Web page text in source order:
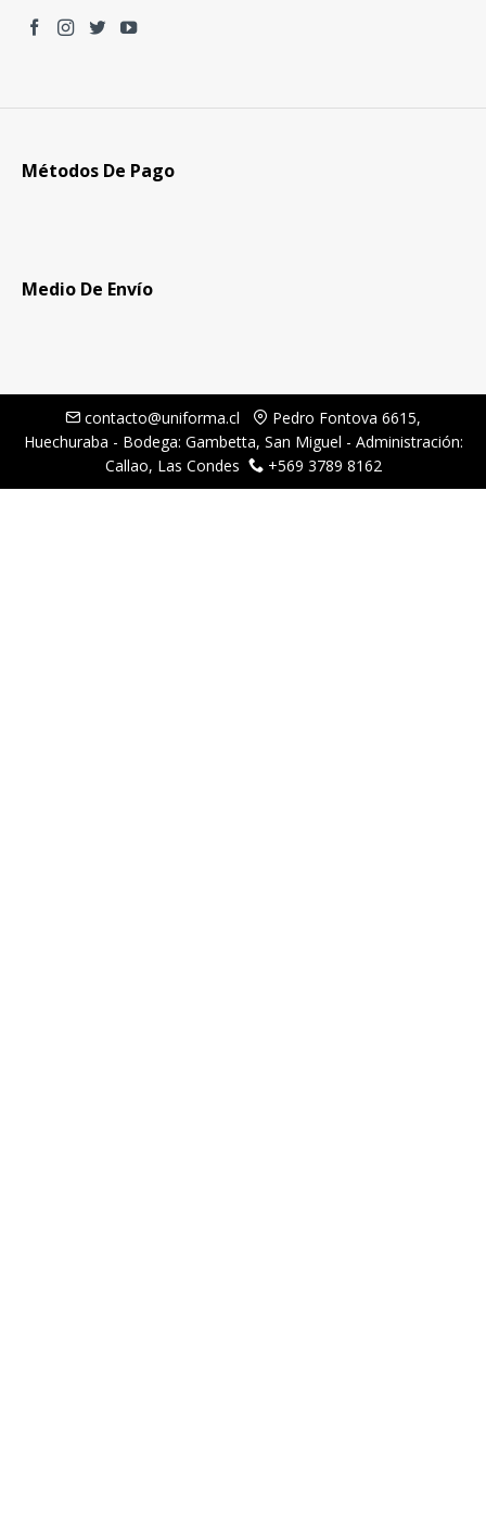
Métodos De Pago
Medio De Envío
contacto@uniforma.cl
Pedro Fontova 6615,
Huechuraba - Bodega: Gambetta, San Miguel - Administración:
Callao, Las Condes
+569 3789 8162